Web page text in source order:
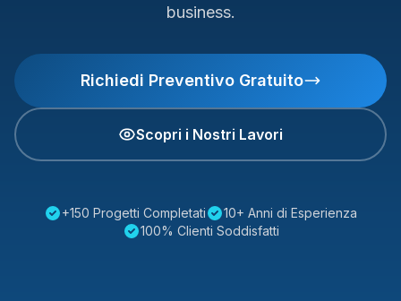
business.
Richiedi Preventivo Gratuito
Scopri i Nostri Lavori
+150 Progetti Completati
10+ Anni di Esperienza
100% Clienti Soddisfatti